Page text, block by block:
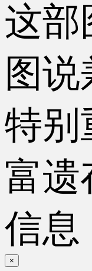
这部
图
特别
富遗
信息
×